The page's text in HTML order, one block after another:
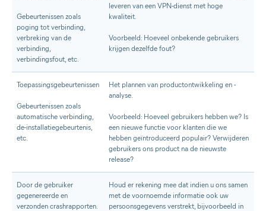
Gebeurtenissen zoals
poging tot verbinding,
verbreking van de
verbinding,
verbindingsfout, etc.
leveren van een VPN-dienst met hoge
kwaliteit.
Voorbeeld: Hoeveel onbekende gebruikers
krijgen dezelfde fout?
Toepassingsgebeurtenissen
Gebeurtenissen zoals
automatische verbinding,
de-installatiegebeurtenis,
etc.
Het plannen van productontwikkeling en -
analyse.
Voorbeeld: Hoeveel gebruikers hebben we? Is
een nieuwe functie voor klanten die we
hebben geïntroduceerd populair? Verwijderen
gebruikers ons product na de nieuwste
release?
Door de gebruiker
gegenereerde en
verzonden crashrapporten.
Houd er rekening mee dat indien u ons samen
met de voornoemde informatie ook uw
persoonsgegevens verstrekt, bijvoorbeeld in